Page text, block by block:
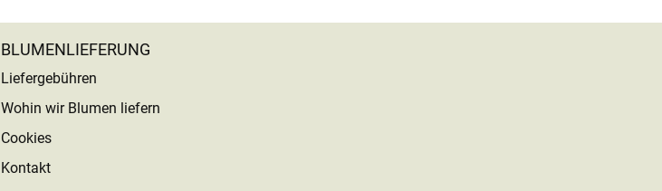
BLUMENLIEFERUNG
Liefergebühren
Wohin wir Blumen liefern
Cookies
Kontakt